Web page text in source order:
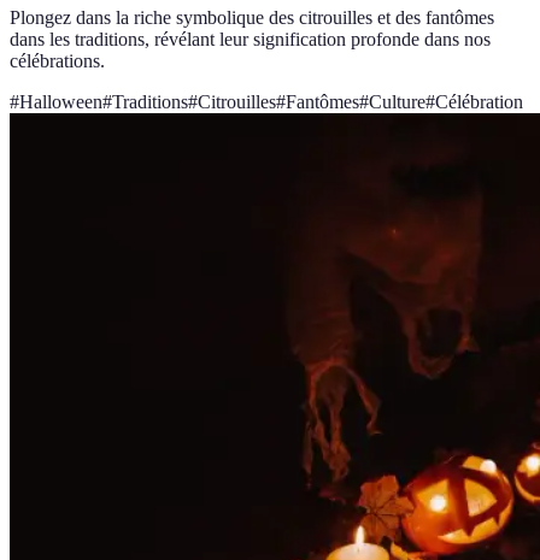
Plongez dans la riche symbolique des citrouilles et des fantômes
dans les traditions, révélant leur signification profonde dans nos
célébrations.
#Halloween#Traditions#Citrouilles#Fantômes#Culture#Célébration